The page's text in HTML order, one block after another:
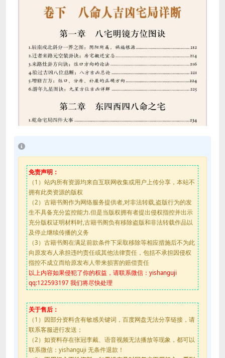
免责声明：
（1）站内所有资源均来自互联网收集或用户上传分享，本站不
拥有此类资源的版权
（2）古籍书阁作为网络服务提供者,对非法转载,盗版行为的发
生不具备充分监控能力.但是当版权拥有者提出侵权指控并出示
充分版权证明材料时,古籍书阁负有移除盗版和非法转载作品以
及停止继续传播的义务
（3）古籍书阁在满足前款条件下采取移除等相应措施后不为此
向原发布人承担违约责任或其他法律责任，包括不承担因侵权
指控不成立而给原发布人带来损害的赔偿责任
以上内容如果侵犯了你的权益，请联系微信：yishanguji
qq:122593197 我们将尽快处理
关于售后：
（1）因部分资料含有敏感关键词，百度网盘无法分享链接，请
联系客服进行发送；
（2）如资料存在张冠李戴、语音视频无法播放等现象，都可以
联系微信：yishanguji 无条件退款！